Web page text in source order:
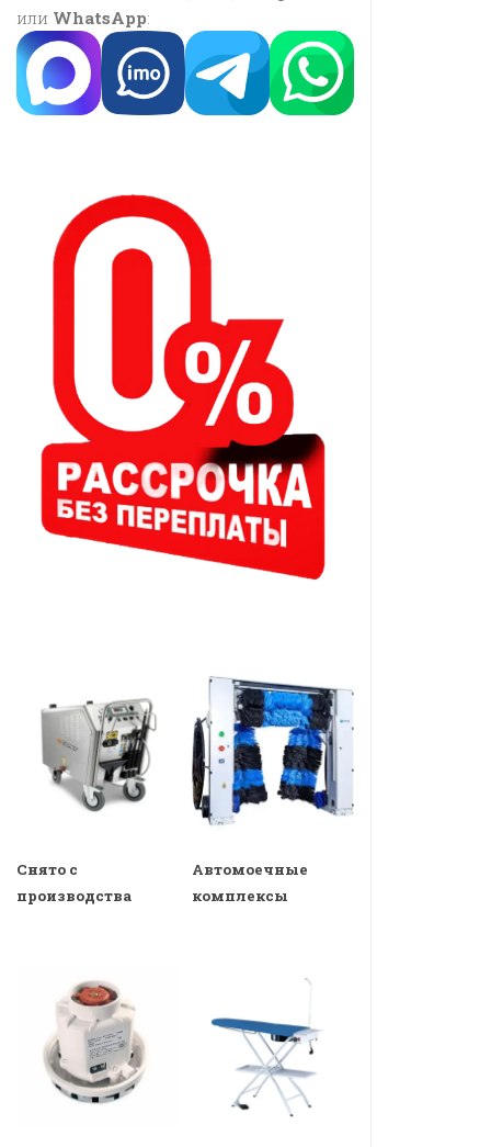
или WhatsApp:
Снято с
производства
Автомоечные
комплексы